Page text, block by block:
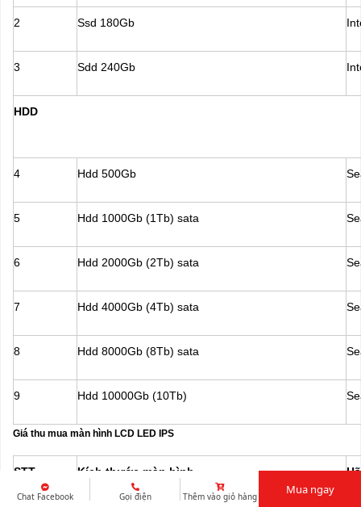
2 Ssd 180Gb
3 Sdd 240Gb
HDD
4 Hdd 500Gb
5 Hdd 1000Gb (1Tb) sata
6 Hdd 2000Gb (2Tb) sata
7 Hdd 4000Gb (4Tb) sata
8 Hdd 8000Gb (8Tb) sata
9 Hdd 10000Gb (10Tb)
Giá thu mua màn hình LCD LED IPS
STT Kích thước màn hình
Chat Facebook Gọi điện Thêm vào giỏ hàng Mua ngay